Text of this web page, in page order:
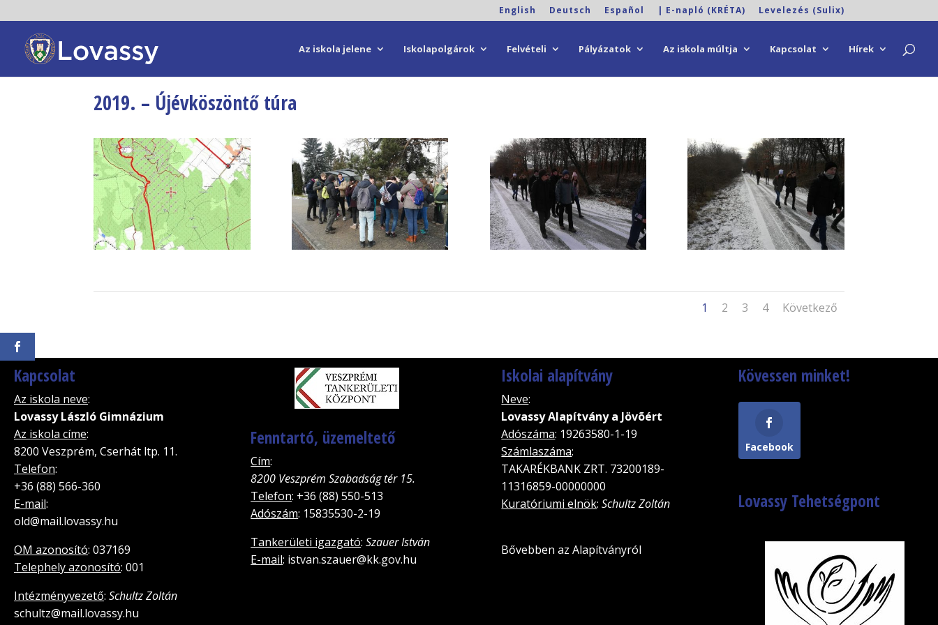
English Deutsch Español | E-napló (KRÉTA) Levelezés (Sulix)
Az iskola jelene Iskolapolgárok Felvételi Pályázatok Az iskola múltja Kapcsolat Hírek
2019. – Újévköszöntő túra
1 2 3 4 Következő
Kapcsolat
Az iskola neve:
Lovassy László Gimnázium
Az iskola címe:
8200 Veszprém, Cserhát ltp. 11.
Telefon:
+36 (88) 566-360
E-mail:
old@mail.lovassy.hu
OM azonosító: 037169
Telephely azonosító: 001
Intézményvezető: Schultz Zoltán
schultz@mail.lovassy.hu
Fenntartó, üzemeltető
Cím:
8200 Veszprém Szabadság tér 15.
Telefon: +36 (88) 550-513
Adószám: 15835530-2-19
Tankerületi igazgató:Szauer István
E-mail: istvan.szauer@kk.gov.hu
Iskolai alapítvány
Neve:
Lovassy Alapítvány a Jövõért
Adószáma: 19263580-1-19
Számlaszáma:
TAKARÉKBANK ZRT. 73200189-
11316859-00000000
Kuratóriumi elnök:Schultz Zoltán
Bővebben az Alapítványról
Kövessen minket!
Facebook
Lovassy Tehetségpont